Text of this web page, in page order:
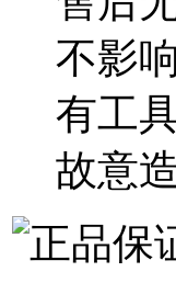
不影
有工
故意